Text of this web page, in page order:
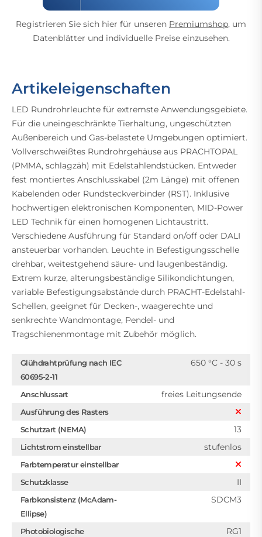
Registrieren Sie sich hier für unseren Premiumshop, um
Datenblätter und individuelle Preise einzusehen.
Artikeleigenschaften
LED Rundrohrleuchte für extremste Anwendungsgebiete.
Für die uneingeschränkte Tierhaltung, ungeschützten
Außenbereich und Gas-belastete Umgebungen optimiert.
Vollverschweißtes Rundrohrgehäuse aus PRACHTOPAL
(PMMA, schlagzäh) mit Edelstahlendstücken. Entweder
fest montiertes Anschlusskabel (2m Länge) mit offenen
Kabelenden oder Rundsteckverbinder (RST). Inklusive
hochwertigen elektronischen Komponenten, MID-Power
LED Technik für einen homogenen Lichtaustritt.
Verschiedene Ausführung für Standard on/off oder DALI
ansteuerbar vorhanden. Leuchte in Befestigungsschelle
drehbar, weitestgehend säure- und laugenbeständig.
Extrem kurze, alterungsbeständige Silikondichtungen,
variable Befestigungsabstände durch PRACHT-Edelstahl-
Schellen, geeignet für Decken-, waagerechte und
senkrechte Wandmontage, Pendel- und
Tragschienenmontage mit Zubehör möglich.
Glühdrahtprüfung nach IEC
60695-2-11
650 °C - 30 s
Anschlussart freies Leitungsende
Ausführung des Rasters
Schutzart (NEMA)
13
Lichtstrom einstellbar stufenlos
Farbtemperatur einstellbar
Schutzklasse
II
Farbkonsistenz (McAdam-
Ellipse)
SDCM3
Photobiologische
RG1